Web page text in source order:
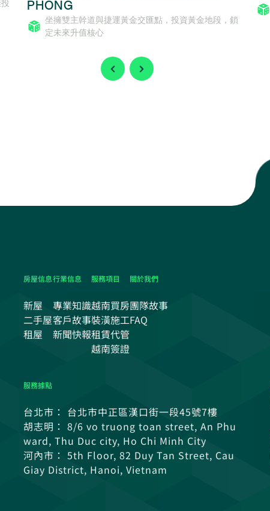
PHONG
坐擁雙主幹道與捷運黃金交匯點，投資黃金地段，鎖
定未來升值核心
房屋信息
新屋
二手屋
租屋
行業信息
專業知識
客戶故事
新聞快報
服務項目
越南買房
裝潢施工
租賃代管
越南簽證
關於我們
團隊故事
FAQ
服務據點
台北市： 台北市中正區漢口街一段45號7樓
胡志明： 8/6 vo truong toan street, An Phu
ward, Thu Duc city, Ho Chi Minh City
河內市： 5th Floor, 82 Duy Tan Street, Cau
Giay District, Hanoi, Vietnam